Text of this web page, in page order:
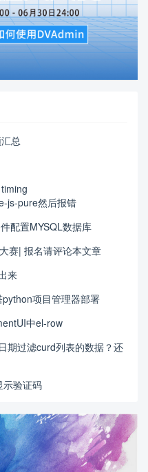
总
js-pure然后报错
配置MYSQL数据库
赛| 报名请评论本文章
来
项目管理器部署
中el-row
期过滤curd列表的数据？还
示验证码